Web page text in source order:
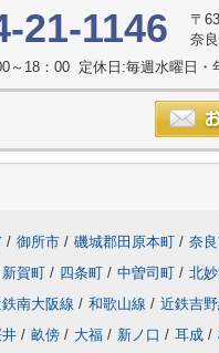
21-1146
〒
奈
～18：00 定休日:毎週水曜日・
/ 御所市 / 磯城郡田原本町 / 奈
新賀町 / 四条町 / 中曽司町 / 北
南大阪線 / 和歌山線 / 近鉄吉
/ 畝傍 / 大福 / 新ノ口 / 耳成 /